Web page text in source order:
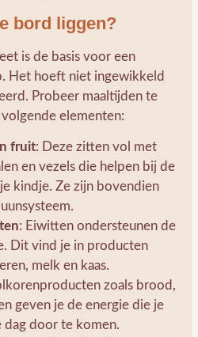
bord liggen?
is de basis voor een
Het hoeft niet ingewikkeld
Probeer maaltijden te
elementen:
fruit: Deze zitten vol met
en vezels die helpen bij de
kindje. Ze zijn bovendien
: Eiwitten ondersteunen de
Dit vind je in producten
melk en kaas.
zoals brood,
geven je de energie die je
dag door te komen.